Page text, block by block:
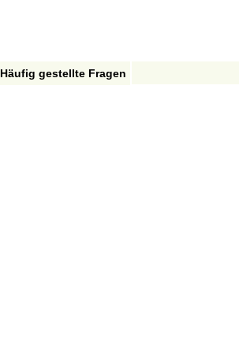
Häufig gestellte Fragen